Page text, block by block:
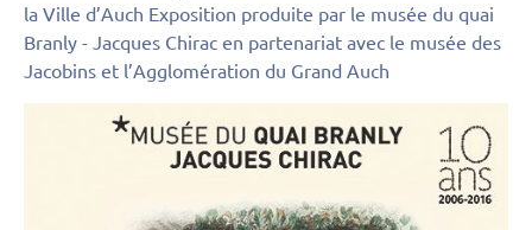
la Ville d’Auch Exposition produite par le musée du quai
Branly - Jacques Chirac en partenariat avec le musée des
Jacobins et l’Agglomération du Grand Auch